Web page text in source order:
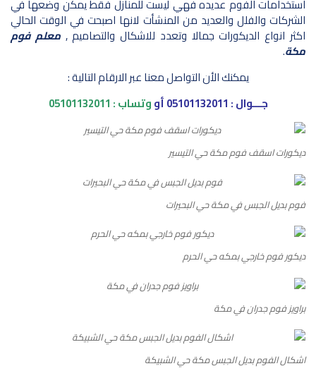
استخدامات الفوم عديده فهي ليست للمنازل فقط يمكن وضعها في
الشركات والفلل والعديد من المنشأت لانها اصبحت في الوقت الحالي
اكثر انواع الديكورات جمالا وتعدد للاشكال والتصاميم ,معلم فوم
مكة.
يمكنك الأن التواصل معنا عبر الارقام التالية :
جـــوال : 05101132011أووتساب : 05101132011
ديكورات اسقف فوم مكة حي التيسير
فوم بديل الجبس في مكة حي البحيرات
ديكور فوم خارجي بمكه حي الحرم
براويز فوم جدران في مكة
اشكال الفوم بديل الجبس مكة حي الشبيكة